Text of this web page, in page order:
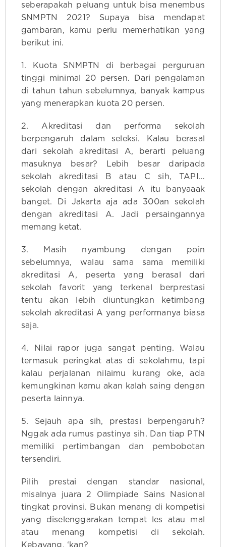
seberapakah peluang untuk bisa menembus
SNMPTN 2021? Supaya bisa mendapat
gambaran, kamu perlu memerhatikan yang
berikut ini.
1. Kuota SNMPTN di berbagai perguruan
tinggi minimal 20 persen. Dari pengalaman
di tahun tahun sebelumnya, banyak kampus
yang menerapkan kuota 20 persen.
2. Akreditasi dan performa sekolah
berpengaruh dalam seleksi. Kalau berasal
dari sekolah akreditasi A, berarti peluang
masuknya besar? Lebih besar daripada
sekolah akreditasi B atau C sih, TAPI…
sekolah dengan akreditasi A itu banyaaak
banget. Di Jakarta aja ada 300an sekolah
dengan akreditasi A. Jadi persaingannya
memang ketat.
3. Masih nyambung dengan poin
sebelumnya, walau sama sama memiliki
akreditasi A, peserta yang berasal dari
sekolah favorit yang terkenal berprestasi
tentu akan lebih diuntungkan ketimbang
sekolah akreditasi A yang performanya biasa
saja.
4. Nilai rapor juga sangat penting. Walau
termasuk peringkat atas di sekolahmu, tapi
kalau perjalanan nilaimu kurang oke, ada
kemungkinan kamu akan kalah saing dengan
peserta lainnya.
5. Sejauh apa sih, prestasi berpengaruh?
Nggak ada rumus pastinya sih. Dan tiap PTN
memiliki pertimbangan dan pembobotan
tersendiri.
Pilih prestai dengan standar nasional,
misalnya juara 2 Olimpiade Sains Nasional
tingkat provinsi. Bukan menang di kompetisi
yang diselenggarakan tempat les atau mal
atau menang kompetisi di sekolah.
Kebayang, ‘kan?